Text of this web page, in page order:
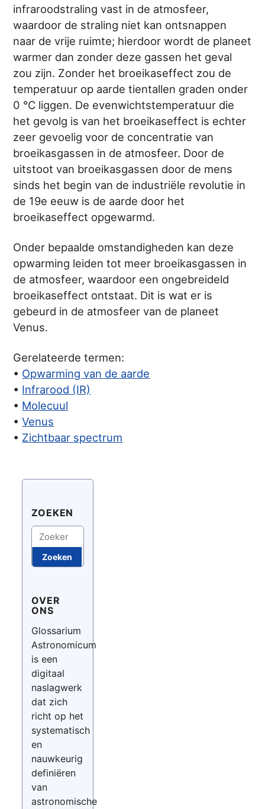
infraroodstraling vast in de atmosfeer,
waardoor de straling niet kan ontsnappen
naar de vrije ruimte; hierdoor wordt de planeet
warmer dan zonder deze gassen het geval
zou zijn. Zonder het broeikaseffect zou de
temperatuur op aarde tientallen graden onder
0 °C liggen. De evenwichtstemperatuur die
het gevolg is van het broeikaseffect is echter
zeer gevoelig voor de concentratie van
broeikasgassen in de atmosfeer. Door de
uitstoot van broeikasgassen door de mens
sinds het begin van de industriële revolutie in
de 19e eeuw is de aarde door het
broeikaseffect opgewarmd.
Onder bepaalde omstandigheden kan deze
opwarming leiden tot meer broeikasgassen in
de atmosfeer, waardoor een ongebreideld
broeikaseffect ontstaat. Dit is wat er is
gebeurd in de atmosfeer van de planeet
Venus.
Gerelateerde termen:
• Opwarming van de aarde
• Infrarood (IR)
• Molecuul
•Venus
• Zichtbaar spectrum
ZOEKEN
Zoeken
Zoeken
OVER
ONS
Glossarium
Astronomicum
is een
digitaal
naslagwerk
dat zich
richt op het
systematisch
en
nauwkeurig
definiëren
van
astronomische